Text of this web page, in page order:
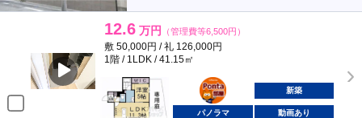
12.6 万円 （管理費等6,500円）
敷 50,000円 / 礼 126,000円
1階 / 1LDK / 41.15㎡
ポンタ
部屋
新築
パノラマ 動画あり